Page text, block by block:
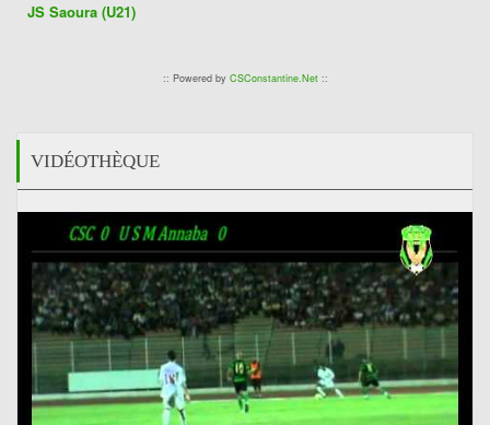
JS Saoura (U21)
:: Powered by CSConstantine.Net::
VIDÉOTHÈQUE